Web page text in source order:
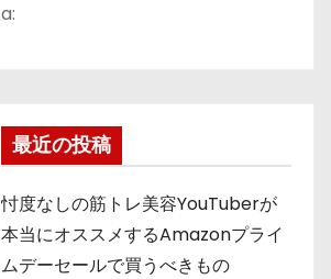
a:
最近の投稿
忖度なしの筋トレ美容YouTuberが
本当にオススメするAmazonプライ
ムデーセールで買うべきもの